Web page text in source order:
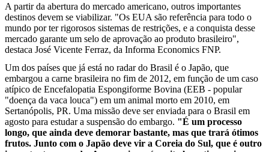
A partir da abertura do mercado americano, outros importantes
destinos devem se viabilizar. "Os EUA são referência para todo o
mundo por ter rigorosos sistemas de restrições, e a conquista desse
mercado garante um selo de aprovação ao produto brasileiro",
destaca José Vicente Ferraz, da Informa Economics FNP.
Um dos países que já está no radar do Brasil é o Japão, que
embargou a carne brasileira no fim de 2012, em função de um caso
atípico de Encefalopatia Espongiforme Bovina (EEB - popular
"doença da vaca louca") em um animal morto em 2010, em
Sertanópolis, PR. Uma missão deve ser enviada para o Brasil em
agosto para estudar a suspensão do embargo. "É um processo
longo, que ainda deve demorar bastante, mas que trará ótimos
frutos. Junto com o Japão deve vir a Coreia do Sul, que é outro